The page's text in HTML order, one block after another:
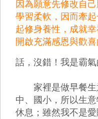
因為願意先修改自
學習柔軟，因而牽
起修身養性，成就幸
開啟充滿感恩與歡喜
話，沒錯！我是霸氣
家裡是做早餐生
中、國小，所以生
休息；雖然我不是